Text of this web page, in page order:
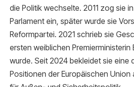
die Politik wechselte. 2011 zog sie
Parlament ein, später wurde sie
Reformpartei. 2021 schrieb sie
ersten weiblichen Premierministerin
wurde. Seit 2024 bekleidet sie eine
Positionen der Europäischen Union